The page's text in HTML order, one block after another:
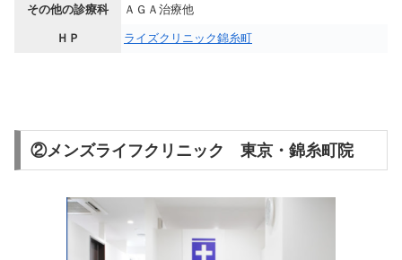
その他の診療科 ＡＧＡ治療他
ＨＰ ライズクリニック錦糸町
②メンズライフクリニック 東京・錦糸町院